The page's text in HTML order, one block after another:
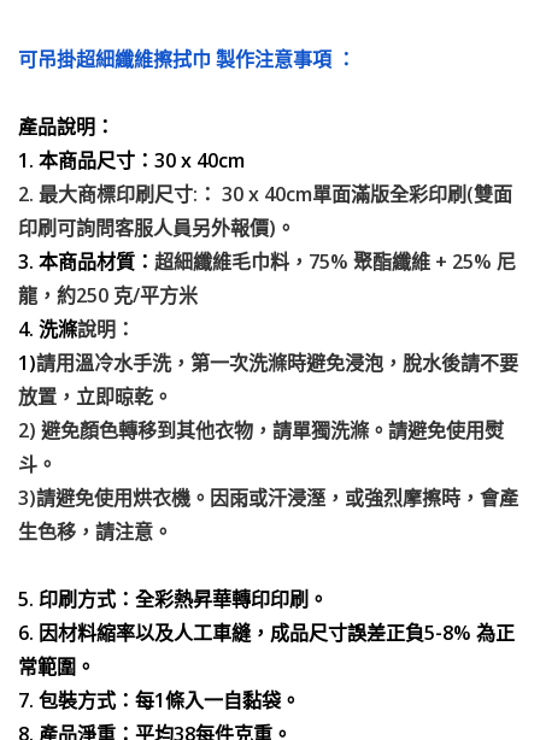
可吊掛超細纖維擦拭巾 製作注意事項 ：
產品說明：
1. 本商品尺寸：30 x 40cm
2. 最大商標印刷尺寸:： 30 x 40cm單面滿版全彩印刷(雙面
印刷可詢問客服人員另外報價)。
3. 本商品材質： 超細纖維毛巾料，75% 聚酯纖維 + 25% 尼
龍，約250 克/平方米
4. 洗滌說明：
1)請用溫冷水手洗，第一次洗滌時避免浸泡，脫水後請不要
放置，立即晾乾。
2) 避免顏色轉移到其他衣物，請單獨洗滌。請避免使用熨
斗。
3)請避免使用烘衣機。因雨或汗浸溼，或強烈摩擦時，會產
生色移，請注意。
5. 印刷方式：全彩熱昇華轉印印刷。
6. 因材料縮率以及人工車縫，成品尺寸誤差正負5-8% 為正
常範圍。
7. 包裝方式：每1條入一自黏袋。
8. 產品淨重：平均38每件克重。